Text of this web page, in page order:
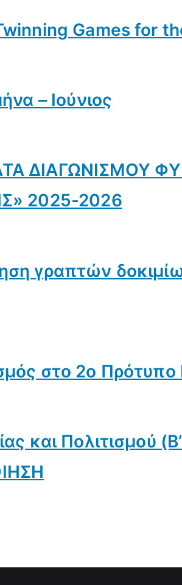
Games for
– Ιούνιος
ΔΙΑΓΩΝΙΣΜΟΥ
2025-2026
γραπτών
στο 2ο Πρότυπο
και Πολιτισμού